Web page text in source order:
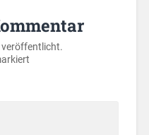
veröffentlicht.